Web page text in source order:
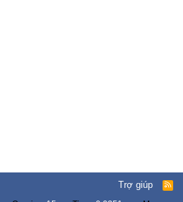
Trợ giúp
R